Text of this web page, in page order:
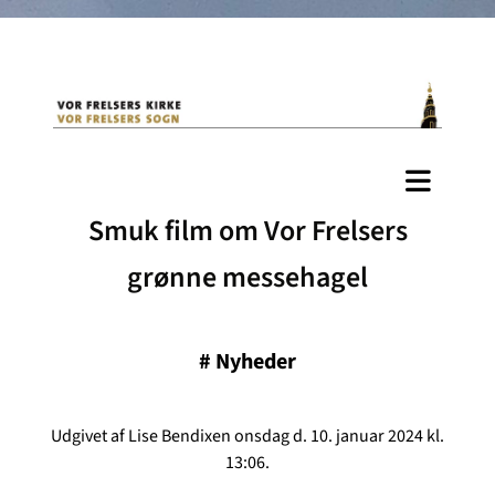
Smuk film om Vor Frelsers
grønne messehagel
# Nyheder
Udgivet af Lise Bendixen onsdag d. 10. januar 2024 kl.
13:06.